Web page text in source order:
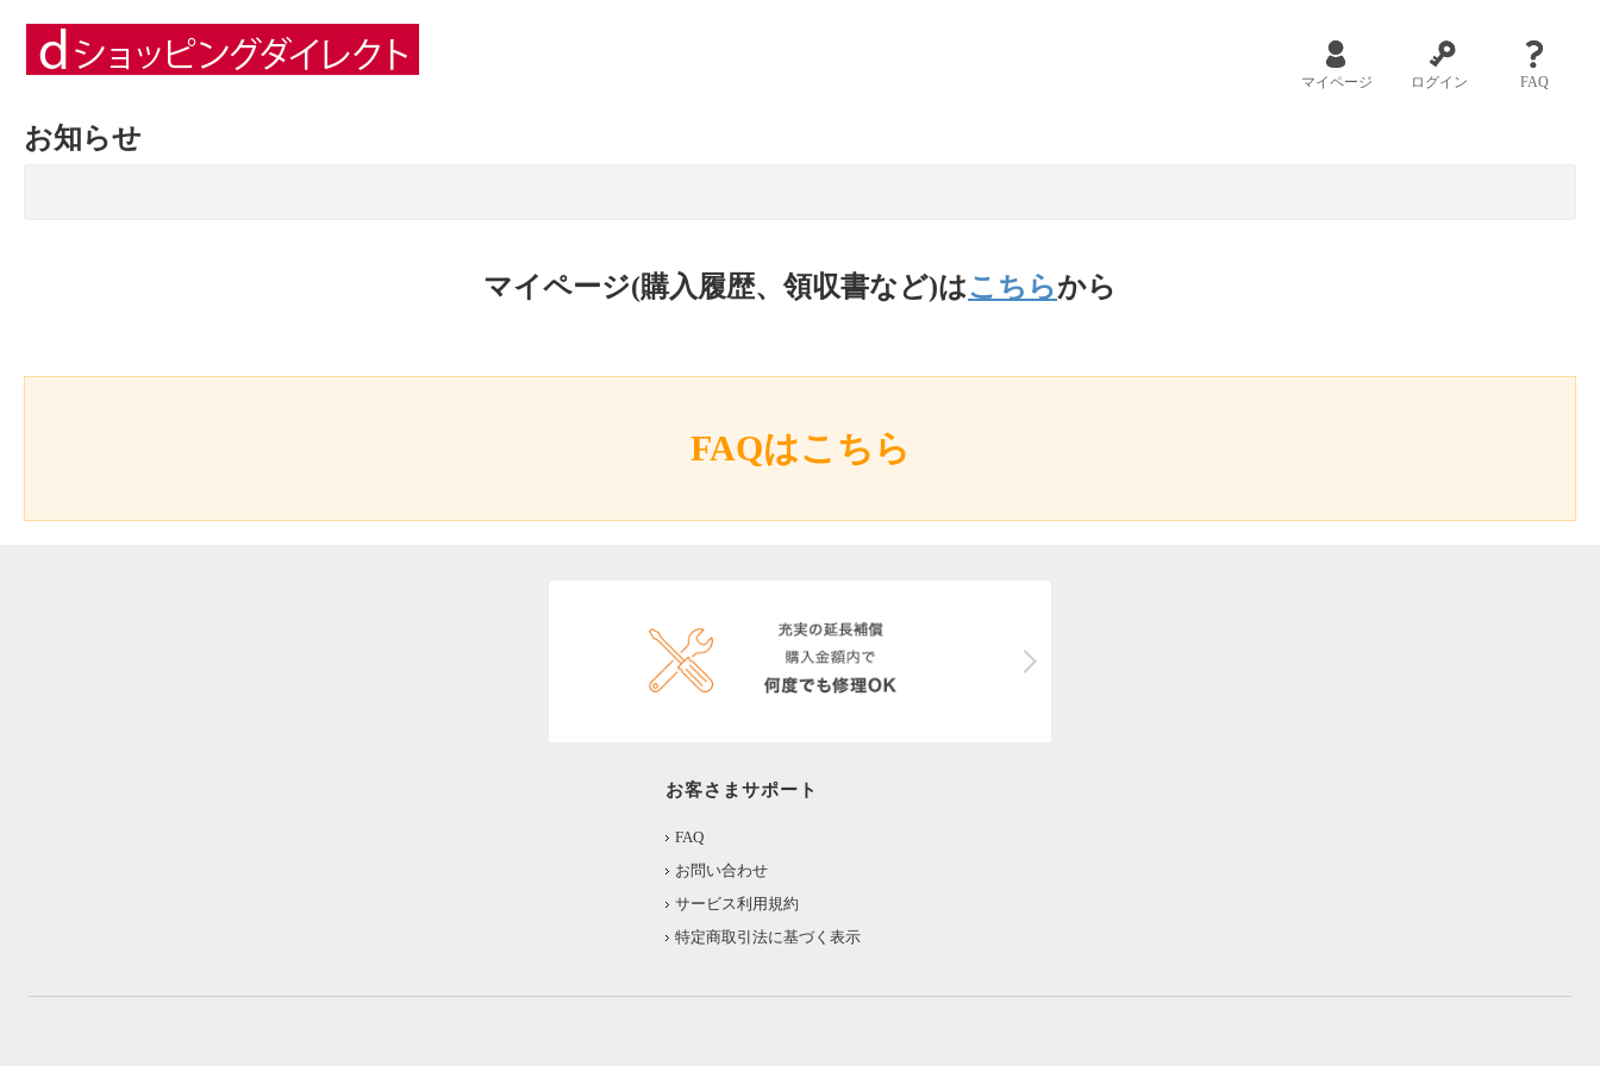
マイページ ログイン FAQ
お知らせ
マイページ(購入履歴、領収書など)はこちらから
FAQはこちら
お客さまサポート
FAQ
お問い合わせ
サービス利用規約
特定商取引法に基づく表示